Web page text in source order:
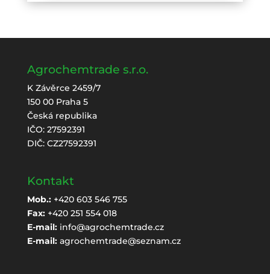
Agrochemtrade s.r.o.
K Závěrce 2459/7
150 00 Praha 5
Česká republika
IČO: 27592391
DIČ: CZ27592391
Kontakt
Mob.:+420 603 546 755
Fax:+420 251 554 018
E-mail: info@agrochemtrade.cz
E-mail: agrochemtrade@seznam.cz